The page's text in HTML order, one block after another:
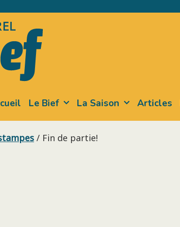
Le Bief La Saison Articles
/ Fin de partie!